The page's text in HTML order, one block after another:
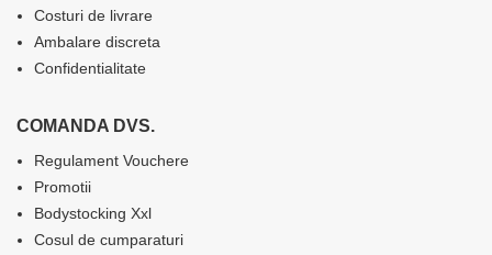
Costuri de livrare
Ambalare discreta
Confidentialitate
COMANDA DVS.
Regulament Vouchere
Promotii
Bodystocking Xxl
Cosul de cumparaturi